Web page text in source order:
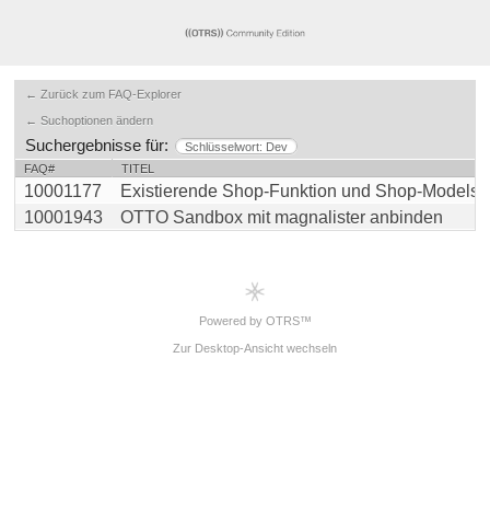
← Zurück zum FAQ-Explorer
← Suchoptionen ändern
Suchergebnisse für:
Schlüsselwort: Dev
FAQ#
TITEL
10001177
Existierende Shop-Funktion und Shop-Models
10001943
OTTO Sandbox mit magnalister anbinden
Powered by OTRS™
Zur Desktop-Ansicht wechseln